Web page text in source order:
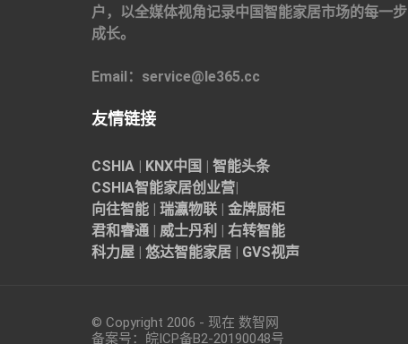
户，以全媒体视角记录中国智能家居市场的每一步
成长。
Email：service@le365.cc
友情链接
CSHIA | KNX中国 | 智能头条
CSHIA智能家居创业营|
向往智能 | 瑞瀛物联 | 金牌厨柜
君和睿通 | 威士丹利 | 右转智能
科力屋 | 悠达智能家居 | GVS视声
© Copyright 2006 - 现在 数智网
备案号： 皖ICP备B2-20190048号